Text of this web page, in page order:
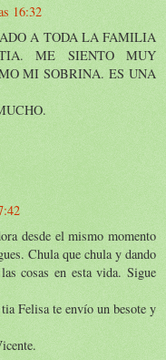
16:32
A TODA LA FAMILIA
ME SIENTO MUY
MI SOBRINA. ES UNA
desde el mismo momento
Chula que chula y dando
cosas en esta vida. Sigue
Felisa te envío un besote y